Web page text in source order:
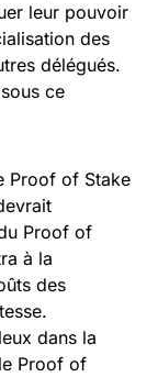
leur pouvoir
des
délégués.
ce
Proof of Stake
Proof of
à la
des
dans la
Proof of